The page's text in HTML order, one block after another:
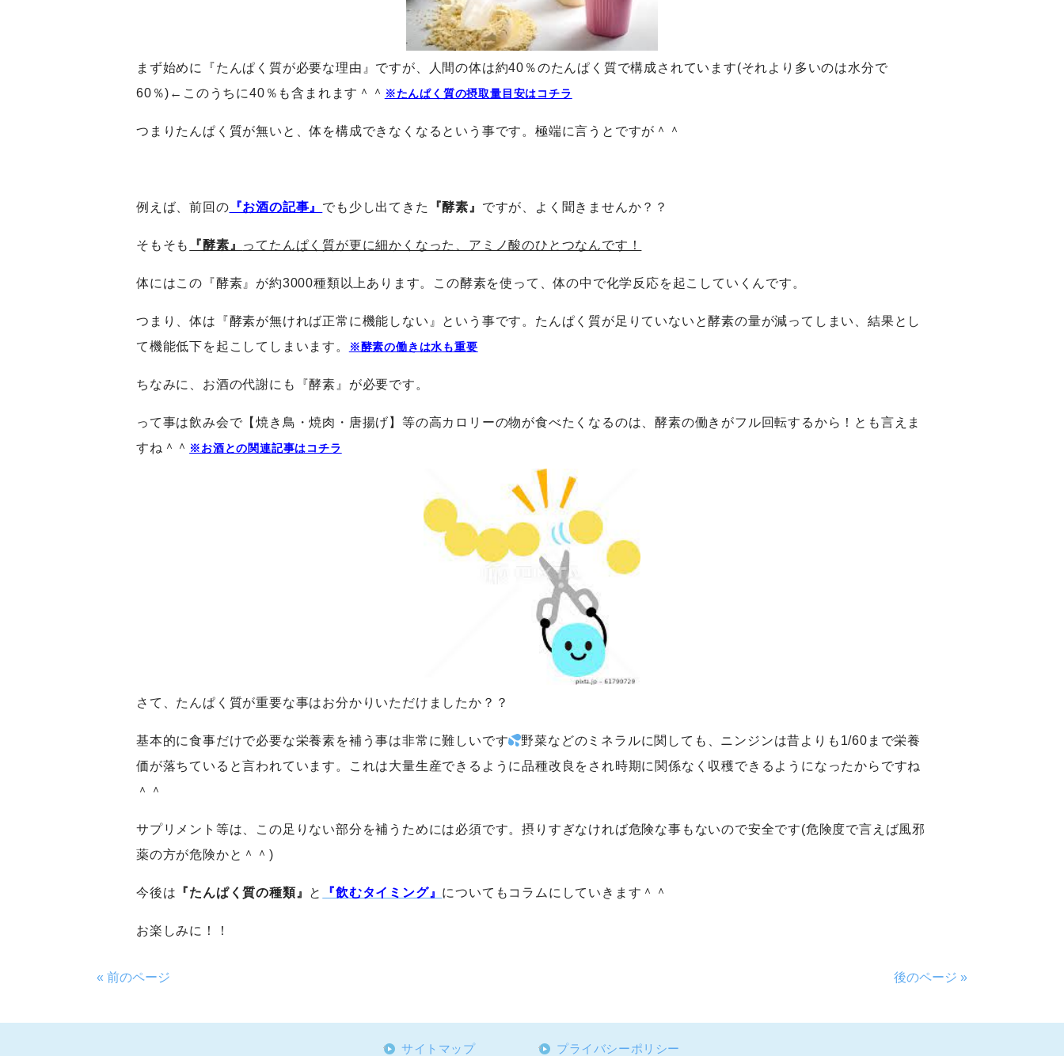
まず始めに『たんぱく質が必要な理由』ですが、人間の体は約40％のたんぱく質で構成されています(それより多いのは水分で
60％)←このうちに40％も含まれます＾＾ ※たんぱく質の摂取量目安はコチラ
つまりたんぱく質が無いと、体を構成できなくなるという事です。極端に言うとですが＾＾
例えば、前回の 『お酒の記事』 でも少し出てきた 『酵素』 ですが、よく聞きませんか？？
そもそも 『酵素』 ってたんぱく質が更に細かくなった、アミノ酸のひとつなんです！
体にはこの『酵素』が約3000種類以上あります。この酵素を使って、体の中で化学反応を起こしていくんです。
つまり、体は『酵素が無ければ正常に機能しない』という事です。たんぱく質が足りていないと酵素の量が減ってしまい、結果とし
て機能低下を起こしてしまいます。
※酵素の働きは水も重要
ちなみに、お酒の代謝にも『酵素』が必要です。
って事は飲み会で【焼き鳥・焼肉・唐揚げ】等の高カロリーの物が食べたくなるのは、酵素の働きがフル回転するから！とも言えま
すね＾＾ ※お酒との関連記事はコチラ
さて、たんぱく質が重要な事はお分かりいただけましたか？？
基本的に食事だけで必要な栄養素を補う事は非常に難しいです
野菜などのミネラルに関しても、ニンジンは昔よりも1/60まで栄養
価が落ちていると言われています。これは大量生産できるように品種改良をされ時期に関係なく収穫できるようになったからですね
＾＾
サプリメント等は、この足りない部分を補うためには必須です。摂りすぎなければ危険な事もないので安全です(危険度で言えば風邪
薬の方が危険かと＾＾)
今後は 『たんぱく質の種類』 と 『飲むタイミング』 についてもコラムにしていきます＾＾
お楽しみに！！
« 前のページ 後のページ »
サイトマップ プライバシーポリシー